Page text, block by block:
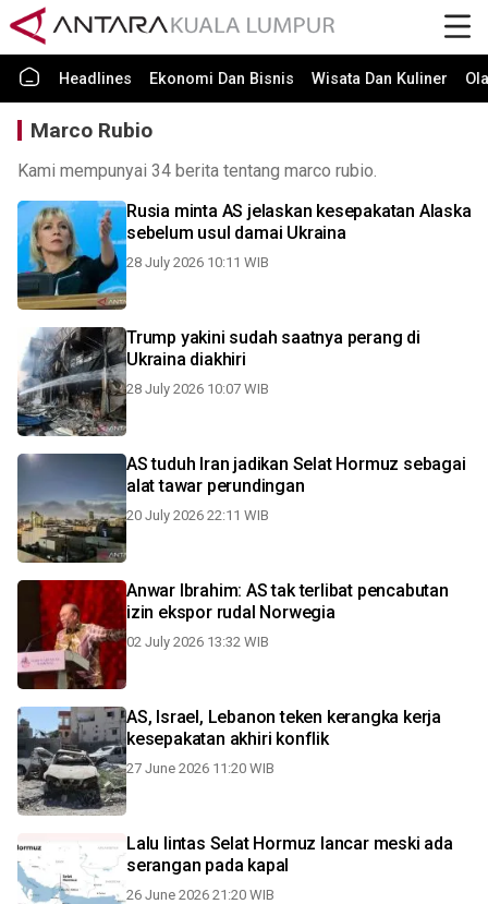
Headlines Ekonomi Dan Bisnis Wisata Dan Kuliner
Marco Rubio
Kami mempunyai 34 berita tentang marco rubio.
Rusia minta AS jelaskan kesepakatan Alaska
sebelum usul damai Ukraina
28 July 2026 10:11 WIB
Trump yakini sudah saatnya perang di
Ukraina diakhiri
28 July 2026 10:07 WIB
AS tuduh Iran jadikan Selat Hormuz sebagai
alat tawar perundingan
20 July 2026 22:11 WIB
Anwar Ibrahim: AS tak terlibat pencabutan
izin ekspor rudal Norwegia
02 July 2026 13:32 WIB
AS, Israel, Lebanon teken kerangka kerja
kesepakatan akhiri konflik
27 June 2026 11:20 WIB
Lalu lintas Selat Hormuz lancar meski ada
serangan pada kapal
26 June 2026 21:20 WIB